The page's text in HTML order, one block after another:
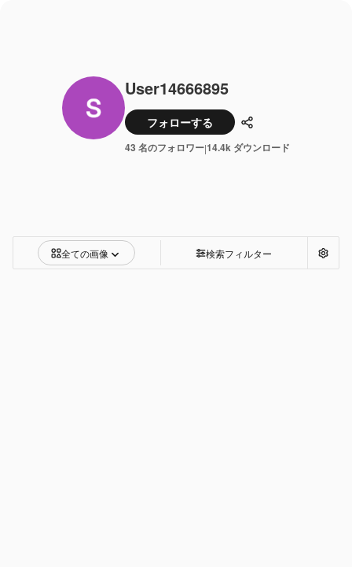
User14666895
フォローする 共有
43 名のフォロワー|14.4k ダウンロード
全ての画像 検索フィルター